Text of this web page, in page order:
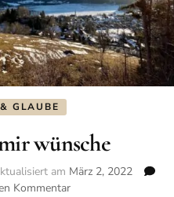
GLAUBE
wünsche
am März 2, 2022
Kommentar